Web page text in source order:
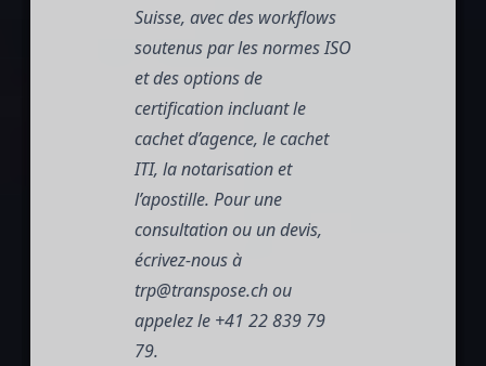
Suisse, avec des workflows
soutenus par les normes ISO
et des options de
certification incluant le
cachet d’agence, le cachet
ITI, la notarisation et
l’apostille. Pour une
consultation ou un devis,
écrivez-nous à
trp@transpose.chou
appelez le +41 22 839 79
79.